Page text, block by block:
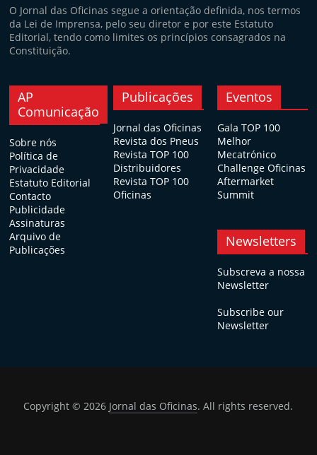
O Jornal das Oficinas segue a orientação definida, nos termos
da Lei de Imprensa, pelo seu diretor e por este Estatuto
Editorial, tendo como limites os princípios consagrados na
Constituição.
AP
Comunicação
Sobre nós
Política de
Privacidade
Estatuto Editorial
Contacto
Publicidade
Assinaturas
Arquivo de
Publicações
Publicações
Jornal das Oficinas
Revista dos Pneus
Revista TOP 100
Distribuidores
Revista TOP 100
Oficinas
Eventos
Gala TOP 100
Melhor
Mecatrónico
Challenge Oficinas
Aftermarket
Summit
Newsletters
Subscreva a nossa
Newsletter
Subscribe our
Newsletter
Copyright © 2026 Jornal das Oficinas. All rights reserved.